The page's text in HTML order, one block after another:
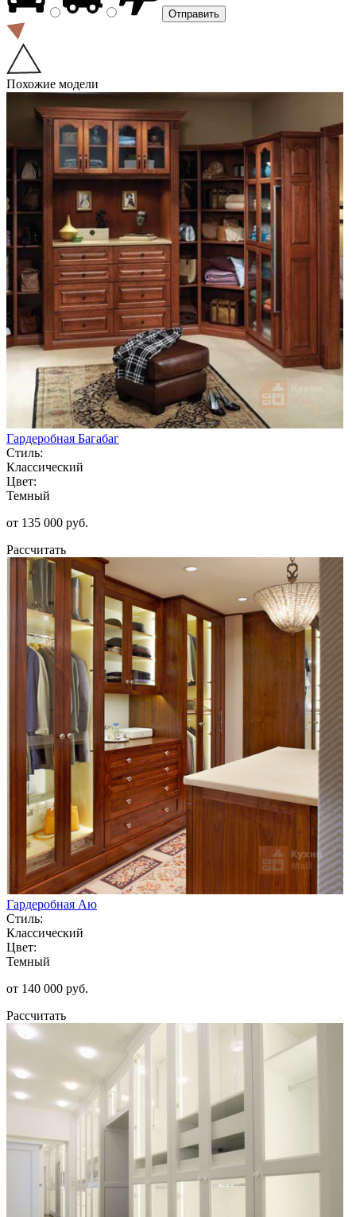
Похожие модели
Гардеробная Багабаг
Стиль:
Классический
Цвет:
Темный
от 135 000 руб.
Рассчитать
Гардеробная Аю
Стиль:
Классический
Цвет:
Темный
от 140 000 руб.
Рассчитать